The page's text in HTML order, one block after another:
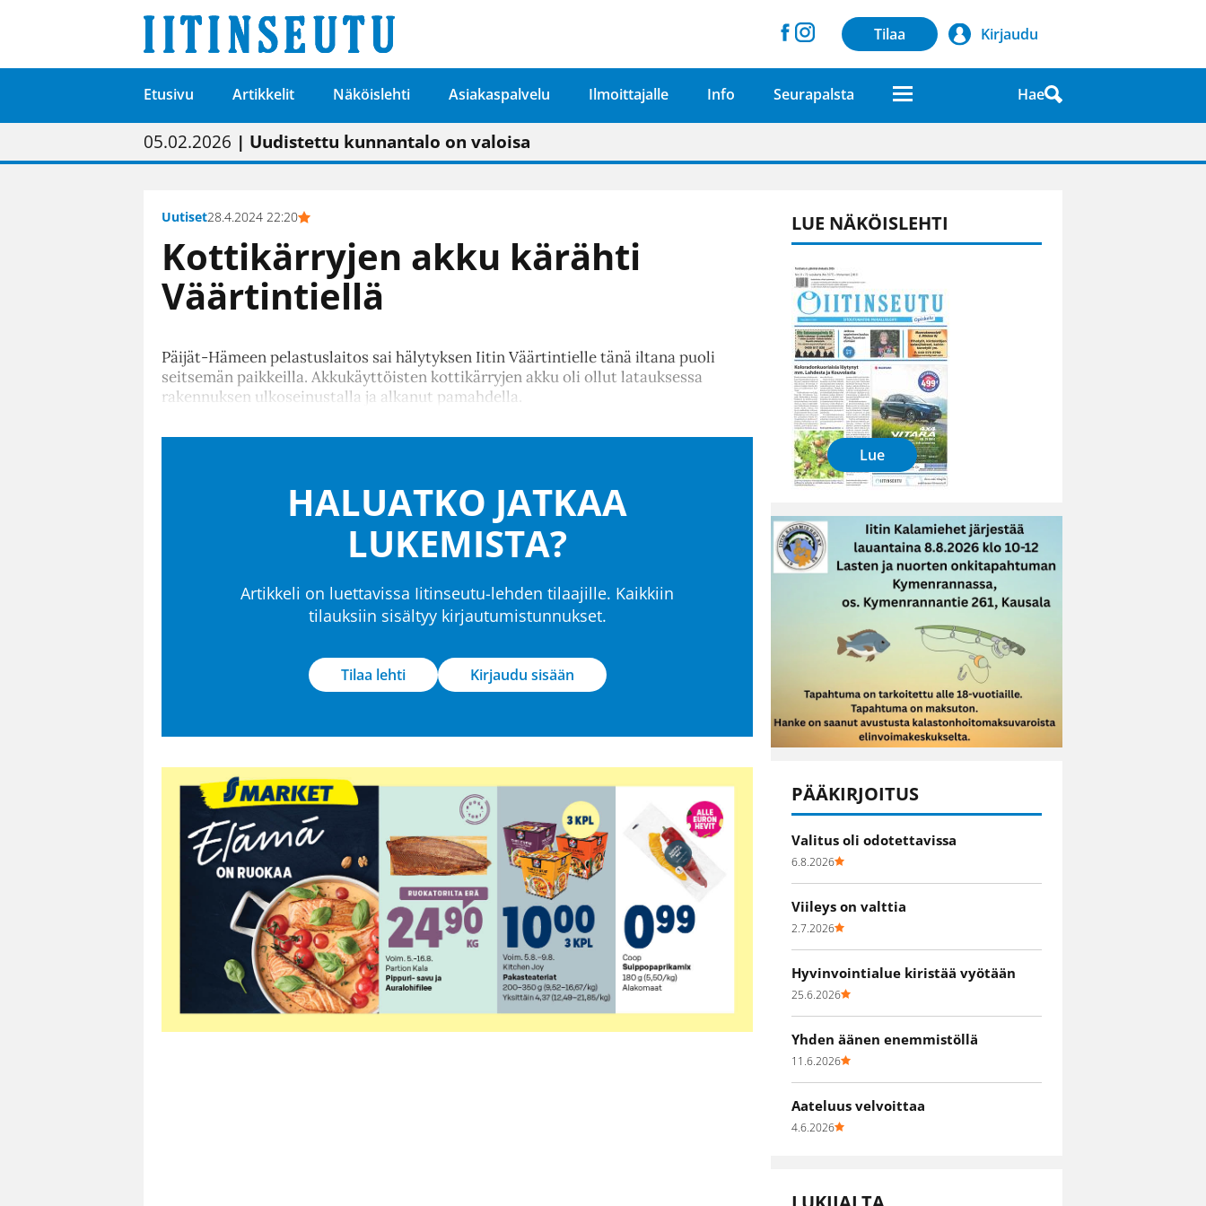
Tilaa Kirjaudu
Etusivu Artikkelit Näköislehti Asiakaspalvelu Ilmoittajalle Info Seurapalsta Hae
01.02.2026 | Painon vaihtumisen pitäisi näkyä hieman parempana painojäljen laatuna lehdessä
05.02.2026 | Uudistettu kunnantalo on valoisa
23.04.2026 | “Olemme käynnistämässä uudelleen keskustavisiotyön”
09.05.2026| "Maalla on totuttu elämään omavaraisemmin kuin kaupungissa"
Uutiset28.4.2024 22:20
Kottikärryjen akku kärähti
Väärtintiellä
Päijät-Hämeen pelastuslaitos sai hälytyksen Iitin Väärtintielle tänä iltana puoli
seitsemän paikkeilla. Akkukäyttöisten kottikärryjen akku oli ollut latauksessa
rakennuksen ulkoseinustalla ja alkanut pamahdella.
HALUATKO JATKAA
LUKEMISTA?
Artikkeli on luettavissa Iitinseutu-lehden tilaajille. Kaikkiin
tilauksiin sisältyy kirjautumistunnukset.
Tilaa lehti Kirjaudu sisään
LUE NÄKÖISLEHTI
Lue
PÄÄKIRJOITUS
Valitus oli odotettavissa
6.8.2026
Viileys on valttia
2.7.2026
Hyvinvointialue kiristää vyötään
25.6.2026
Yhden äänen enemmistöllä
11.6.2026
Aateluus velvoittaa
4.6.2026